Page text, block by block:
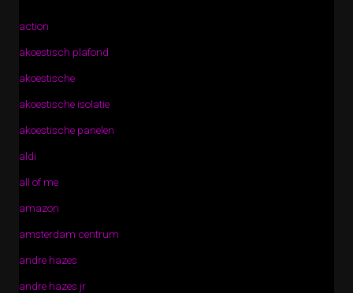
action
akoestisch plafond
akoestische
akoestische isolatie
akoestische panelen
aldi
all of me
amazon
amsterdam centrum
andre hazes
andre hazes jr